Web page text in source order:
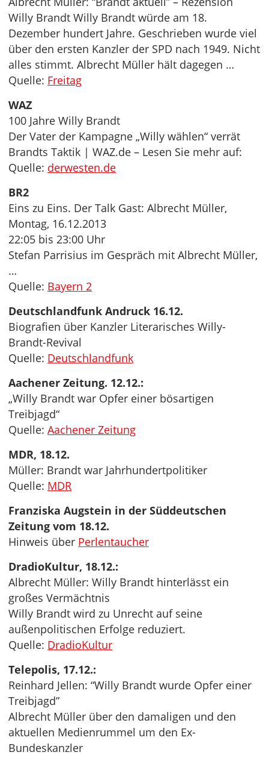
Willy Brandt Willy Brandt würde am 18.
Dezember hundert Jahre. Geschrieben wurde viel
über den ersten Kanzler der SPD nach 1949. Nicht
alles stimmt. Albrecht Müller hält dagegen …
Quelle: Freitag
WAZ
100 Jahre Willy Brandt
Der Vater der Kampagne „Willy wählen“ verrät
Brandts Taktik | WAZ.de – Lesen Sie mehr auf:
Quelle: derwesten.de
BR2
Eins zu Eins. Der Talk Gast: Albrecht Müller,
Montag, 16.12.2013
22:05 bis 23:00 Uhr
Stefan Parrisius im Gespräch mit Albrecht Müller,
…
Quelle: Bayern 2
Deutschlandfunk Andruck 16.12.
Biografien über Kanzler Literarisches Willy-
Brandt-Revival
Quelle: Deutschlandfunk
Aachener Zeitung. 12.12.:
„Willy Brandt war Opfer einer bösartigen
Treibjagd“
Quelle: Aachener Zeitung
MDR, 18.12.
Müller: Brandt war Jahrhundertpolitiker
Quelle: MDR
Franziska Augstein in der Süddeutschen
Zeitung vom 18.12.
Hinweis über Perlentaucher
DradioKultur, 18.12.:
Albrecht Müller: Willy Brandt hinterlässt ein
großes Vermächtnis
Willy Brandt wird zu Unrecht auf seine
außenpolitischen Erfolge reduziert.
Quelle: DradioKultur
Telepolis, 17.12.:
Reinhard Jellen: “Willy Brandt wurde Opfer einer
Treibjagd”
Albrecht Müller über den damaligen und den
aktuellen Medienrummel um den Ex-
Bundeskanzler